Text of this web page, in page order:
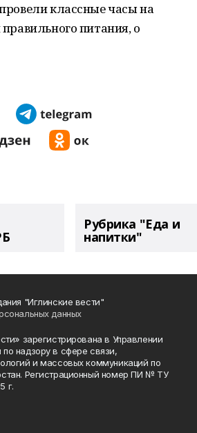
классные часы на
питания, о
Рубрика "Еда и
напитки"
"Иглинские вести"
данных
зарегистрирована в Управлении
надзору в сфере связи,
и массовых коммуникаций по
Регистрационный номер ПИ № ТУ
г.